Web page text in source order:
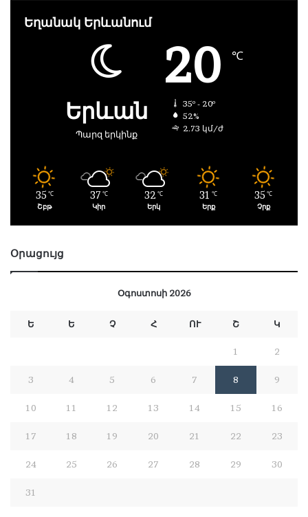
Եղանակ Երևանում
Երևան
Պարզ երկինք
20 ℃
35º - 20º
52%
2.73 կմ/ժ
35 ℃
Շբթ
37 ℃
Կիր
32 ℃
Երկ
31 ℃
Երք
35 ℃
Չրք
Օրացույց
Օգոստոսի 2026
Ե Ե Չ Հ ՈՒ Շ Կ
1 2
3 4 5 6 7 8 9
10 11 12 13 14 15 16
17 18 19 20 21 22 23
24 25 26 27 28 29 30
31